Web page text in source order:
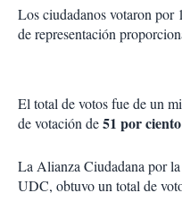
Los ciudadanos votaron por
de representación
El total de votos fue de un
de votación de51 por ciento
La Alianza Ciudadana por
UDC, obtuvo un total de